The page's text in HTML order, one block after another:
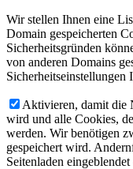
Wir stellen Ihnen eine
Domain gespeicherten
Sicherheitsgründen
von anderen Domains
Sicherheitseinstellungen
Aktivieren, damit die
wird und alle Cookies,
werden. Wir benötigen
gespeichert wird.
Seitenladen